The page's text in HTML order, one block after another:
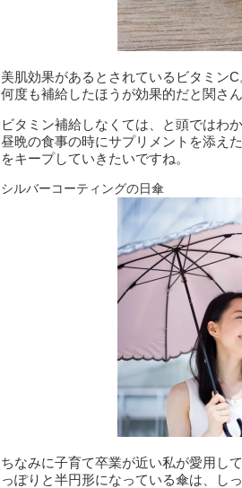
美肌効果があるとされているビタミン
何度も補給したほうが効果的だと関さ
ビタミン補給しなくては、と頭ではわ
昼晩の食事の時にサプリメントを添え
をキープしていきたいですね。
シルバーコーティングの日傘
ちなみに子育て卒業が近い私が愛用し
っぽりと半円形になっている傘は、し